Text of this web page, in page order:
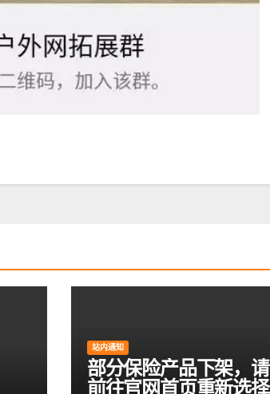
站内通知
部分保险产品下架，请
前往官网首页重新选择